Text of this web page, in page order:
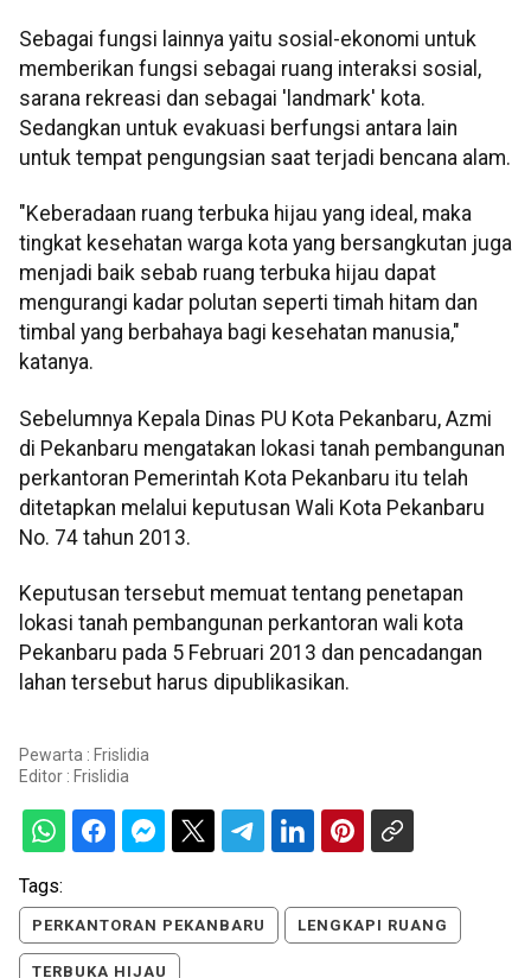
Sebagai fungsi lainnya yaitu sosial-ekonomi untuk
memberikan fungsi sebagai ruang interaksi sosial,
sarana rekreasi dan sebagai 'landmark' kota.
Sedangkan untuk evakuasi berfungsi antara lain
untuk tempat pengungsian saat terjadi bencana alam.
"Keberadaan ruang terbuka hijau yang ideal, maka
tingkat kesehatan warga kota yang bersangkutan juga
menjadi baik sebab ruang terbuka hijau dapat
mengurangi kadar polutan seperti timah hitam dan
timbal yang berbahaya bagi kesehatan manusia,"
katanya.
Sebelumnya Kepala Dinas PU Kota Pekanbaru, Azmi
di Pekanbaru mengatakan lokasi tanah pembangunan
perkantoran Pemerintah Kota Pekanbaru itu telah
ditetapkan melalui keputusan Wali Kota Pekanbaru
No. 74 tahun 2013.
Keputusan tersebut memuat tentang penetapan
lokasi tanah pembangunan perkantoran wali kota
Pekanbaru pada 5 Februari 2013 dan pencadangan
lahan tersebut harus dipublikasikan.
Pewarta : Frislidia
Editor : Frislidia
Tags:
PERKANTORAN PEKANBARU LENGKAPI RUANG
TERBUKA HIJAU